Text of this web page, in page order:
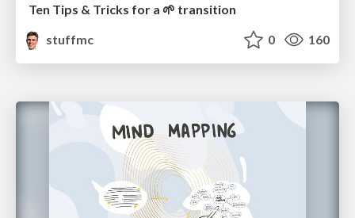
Ten Tips & Tricks for a 🌱 transition
stuffmc
0 160